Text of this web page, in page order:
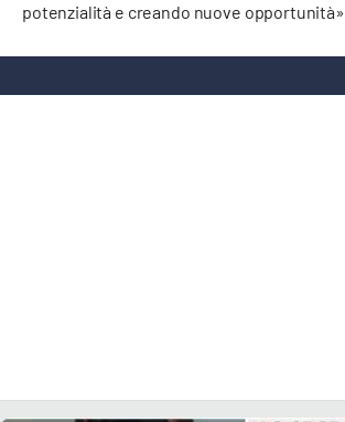
potenzialità e creando nuove opportunità»